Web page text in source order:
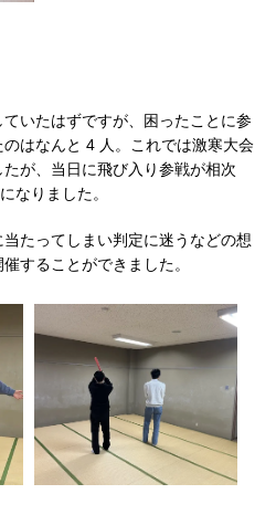
いたはずですが、困ったことに参
はなんと 4 人。これでは激寒大会
が、当日に飛び入り参戦が相次
なりました。
たってしまい判定に迷うなどの想
することができました。